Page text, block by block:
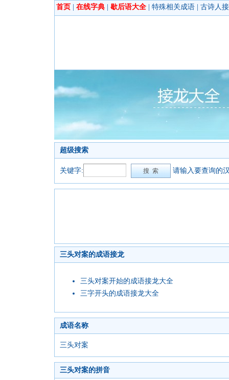
首页 在线字典 歇后语大全 特殊相关成语 古诗人
超级搜索
关键字: 请输入要查询的
三头对案的成语接龙
三头对案开始的成语接龙大全
三字开头的成语接龙大全
成语名称
三头对案
三头对案的拼音